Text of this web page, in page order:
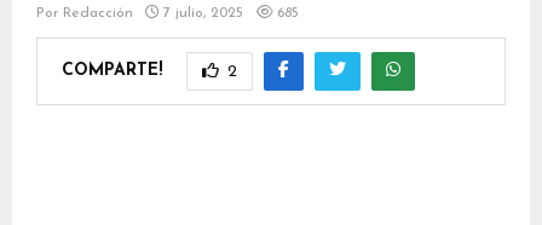
Por Redacción 7 julio, 2025 685
COMPARTE! 2